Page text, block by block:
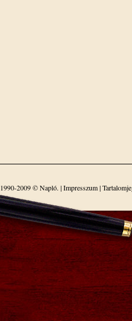
1990-2009 © Napló. |Impresszum|